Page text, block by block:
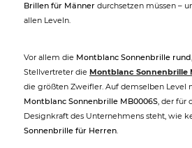
Brillen für Männer durchsetzen müssen –
allen Leveln.
Vor allem die Montblanc Sonnenbrille rund
Stellvertreter die Montblanc Sonnenbrille
die größten Zweifler. Auf demselben Level
Montblanc Sonnenbrille MB0006S, der für
Designkraft des Unternehmens steht, wie
Sonnenbrille für Herren.